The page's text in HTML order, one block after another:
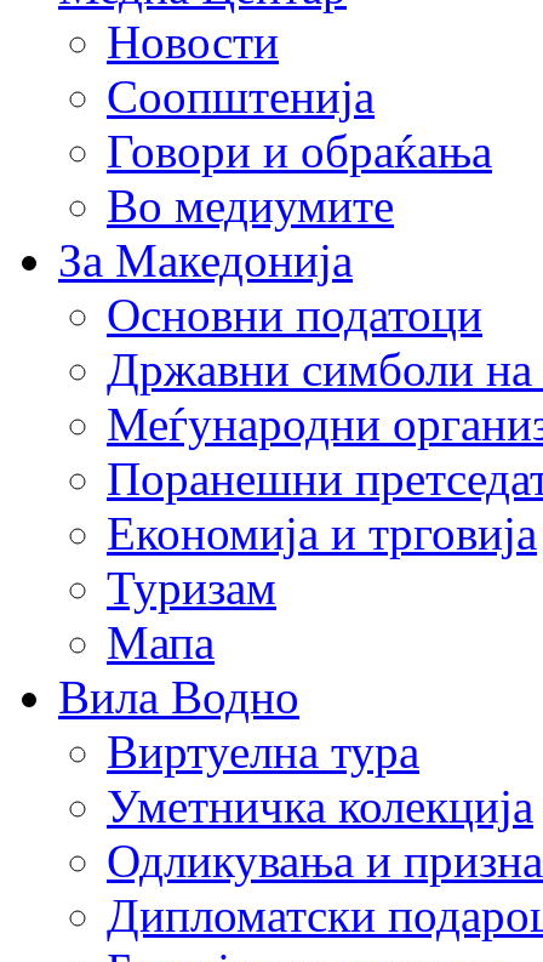
Новости
Соопштенија
Говори и обраќања
Во медиумите
За Македонија
Основни податоци
Државни симболи
Меѓународни
Поранешни
Економија и трговија
Туризам
Мапа
Вила Водно
Виртуелна тура
Уметничка колекција
Одликувања и
Дипломатски